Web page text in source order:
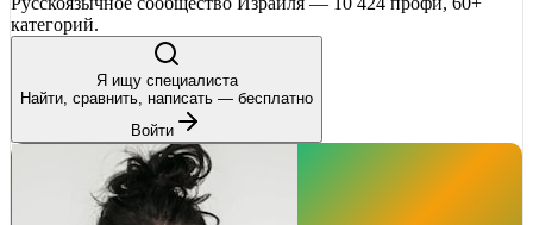
категорий.
Я ищу специалиста
Найти, сравнить, написать — бесплатно
Войти